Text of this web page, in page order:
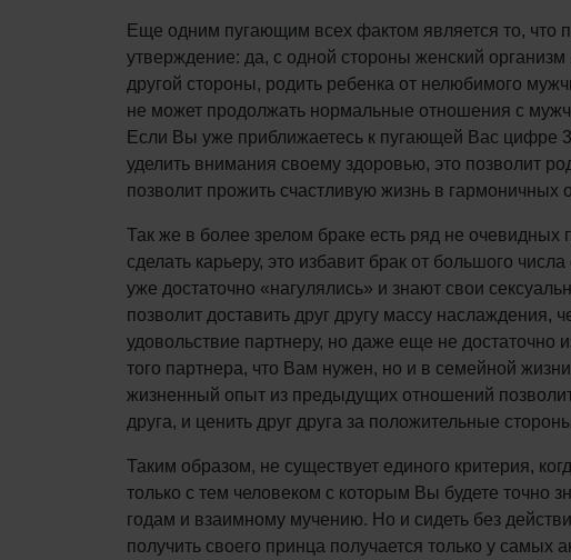
Еще одним пугающим всех фактом является то, что
утверждение: да, с одной стороны женский
другой стороны, родить ребенка от нелюбимого
не может продолжать нормальные отношения с
Если Вы уже приближаетесь к пугающей Вас цифре
уделить внимания своему здоровью, это позволит
позволит прожить счастливую жизнь в гармоничных
Так же в более зрелом браке есть ряд не очевидных
сделать карьеру, это избавит брак от большого
уже достаточно «нагулялись» и знают свои
позволит доставить друг другу массу наслаждения,
удовольствие партнеру, но даже еще не достаточно
того партнера, что Вам нужен, но и в семейной
жизненный опыт из предыдущих отношений позволит
друга, и ценить друг друга за положительные
Таким образом, не существует единого критерия,
только с тем человеком с которым Вы будете точно
годам и взаимному мучению. Но и сидеть без
получить своего принца получается только у самых